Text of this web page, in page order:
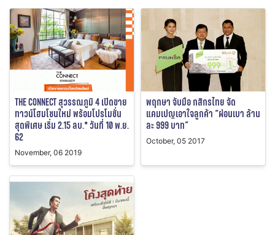
THE CONNECT สุวรรณภูมิ 4 เปิดขาย
ทาวน์โฮมโซนใหม่ พร้อมโปรโมชั่น
สุดพิเศษ เริ่ม 2.15 ลบ.* วันที่ 10 พ.ย.
62
November, 06 2019
พฤกษา จับมือ กสิกรไทย จัด
แคมเปญเอาใจลูกค้า “ผ่อนเบา ล้าน
ละ 999 บาท”
October, 05 2017